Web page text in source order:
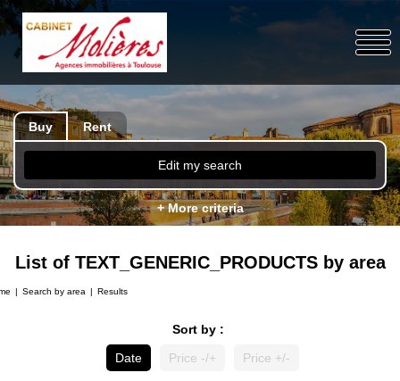
Buy Rent
Edit my search
+ More criteria
List of TEXT_GENERIC_PRODUCTS by area
Search by area Results
Sort by :
Date
Price -/+ Price +/-